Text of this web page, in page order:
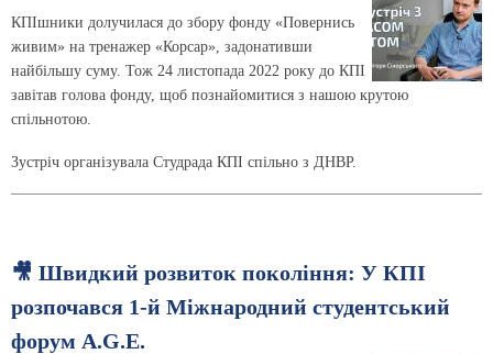
КПІшники долучилася до збору фонду «Повернись
живим» на тренажер «Корсар», задонативши
найбільшу суму. Тож 24 листопада 2022 року до КПІ
завітав голова фонду, щоб познайомитися з нашою крутою
спільнотою.
Зустріч організувала Студрада КПІ спільно з ДНВР.
🎥 Швидкий розвиток покоління: У КПІ
розпочався 1-й Міжнародний студентський
форум A.G.E.